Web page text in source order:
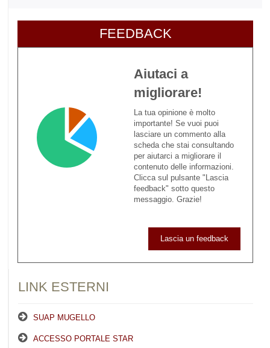
FEEDBACK
Aiutaci a
migliorare!
La tua opinione è molto
importante! Se vuoi puoi
lasciare un commento alla
scheda che stai consultando
per aiutarci a migliorare il
contenuto delle informazioni.
Clicca sul pulsante "Lascia
feedback" sotto questo
messaggio. Grazie!
Lascia un feedback
LINK ESTERNI
SUAP MUGELLO
ACCESSO PORTALE STAR